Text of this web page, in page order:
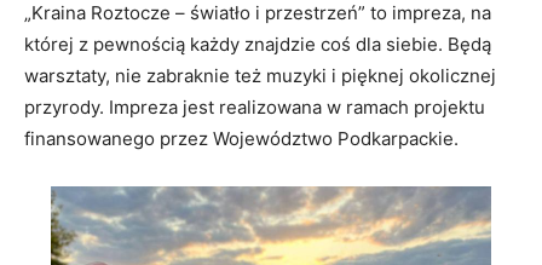
„Kraina Roztocze – światło i przestrzeń” to impreza, na
której z pewnością każdy znajdzie coś dla siebie. Będą
warsztaty, nie zabraknie też muzyki i pięknej okolicznej
przyrody. Impreza jest realizowana w ramach projektu
finansowanego przez Województwo Podkarpackie.